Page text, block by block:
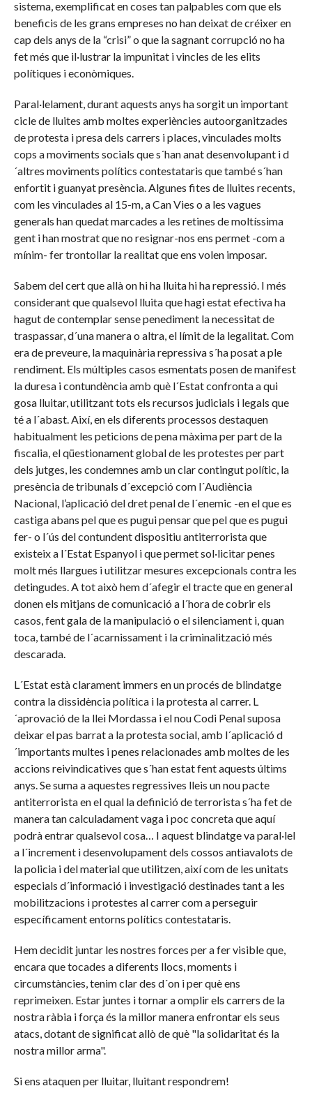
sistema, exemplificat en coses tan palpables com que els
beneficis de les grans empreses no han deixat de créixer en
cap dels anys de la “crisi” o que la sagnant corrupció no ha
fet més que il·lustrar la impunitat i vincles de les elits
polítiques i econòmiques.
Paral·lelament, durant aquests anys ha sorgit un important
cicle de lluites amb moltes experiències autoorganitzades
de protesta i presa dels carrers i places, vinculades molts
cops a moviments socials que s´han anat desenvolupant i d
´altres moviments polítics contestataris que també s´han
enfortit i guanyat presència. Algunes fites de lluites recents,
com les vinculades al 15-m, a Can Vies o a les vagues
generals han quedat marcades a les retines de moltíssima
gent i han mostrat que no resignar-nos ens permet -com a
mínim- fer trontollar la realitat que ens volen imposar.
Sabem del cert que allà on hi ha lluita hi ha repressió. I més
considerant que qualsevol lluita que hagi estat efectiva ha
hagut de contemplar sense penediment la necessitat de
traspassar, d´una manera o altra, el límit de la legalitat. Com
era de preveure, la maquinària repressiva s´ha posat a ple
rendiment. Els múltiples casos esmentats posen de manifest
la duresa i contundència amb què l´Estat confronta a qui
gosa lluitar, utilitzant tots els recursos judicials i legals que
té a l´abast. Així, en els diferents processos destaquen
habitualment les peticions de pena màxima per part de la
fiscalia, el qüestionament global de les protestes per part
dels jutges, les condemnes amb un clar contingut polític, la
presència de tribunals d´excepció com l´Audiència
Nacional, l’aplicació del dret penal de l´enemic -en el que es
castiga abans pel que es pugui pensar que pel que es pugui
fer- o l´ús del contundent dispositiu antiterrorista que
existeix a l´Estat Espanyol i que permet sol·licitar penes
molt més llargues i utilitzar mesures excepcionals contra les
detingudes. A tot això hem d´afegir el tracte que en general
donen els mitjans de comunicació a l´hora de cobrir els
casos, fent gala de la manipulació o el silenciament i, quan
toca, també de l´acarnissament i la criminalització més
descarada.
L´Estat està clarament immers en un procés de blindatge
contra la dissidència política i la protesta al carrer. L
´aprovació de la llei Mordassa i el nou Codi Penal suposa
deixar el pas barrat a la protesta social, amb l´aplicació d
´importants multes i penes relacionades amb moltes de les
accions reivindicatives que s´han estat fent aquests últims
anys. Se suma a aquestes regressives lleis un nou pacte
antiterrorista en el qual la definició de terrorista s´ha fet de
manera tan calculadament vaga i poc concreta que aquí
podrà entrar qualsevol cosa… I aquest blindatge va paral·lel
a l´increment i desenvolupament dels cossos antiavalots de
la policia i del material que utilitzen, així com de les unitats
especials d´informació i investigació destinades tant a les
mobilitzacions i protestes al carrer com a perseguir
específicament entorns polítics contestataris.
Hem decidit juntar les nostres forces per a fer visible que,
encara que tocades a diferents llocs, moments i
circumstàncies, tenim clar des d´on i per què ens
reprimeixen. Estar juntes i tornar a omplir els carrers de la
nostra ràbia i força és la millor manera enfrontar els seus
atacs, dotant de significat allò de què "la solidaritat és la
nostra millor arma".
Si ens ataquen per lluitar, lluitant respondrem!